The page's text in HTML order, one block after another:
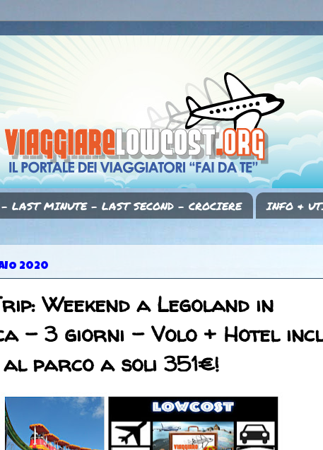
- LAST MINUTE - LAST SECOND - CROCIERE INFO &
2020
Weekend a Legoland in
- 3 giorni - Volo + Hotel
parco a soli 351€!